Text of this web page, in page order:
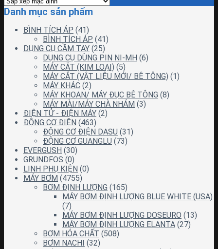
Danh mục sản phẩm
BÌNH TÍCH ÁP (41)
BÌNH TÍCH ÁP (41)
DỤNG CỤ CẦM TAY (25)
DỤNG CỤ DÙNG PIN NI-MH (6)
MÁY CẮT (KIM LOẠI) (5)
MÁY CẮT (VẬT LIỆU MỚI/ BÊ TÔNG) (1)
MÁY KHÁC (2)
MÁY KHOAN/ MÁY ĐỤC BÊ TÔNG (8)
MÁY MÀI/MÁY CHÀ NHÁM (3)
ĐIỆN TỬ - ĐIỆN MÁY (2)
ĐỘNG CƠ ĐIỆN (463)
ĐỘNG CƠ ĐIỆN DASU (31)
ĐỘNG CƠ GUANGLU (73)
EVERGUSH (30)
GRUNDFOS (0)
LINH PHỤ KIỆN (0)
MÁY BƠM (4755)
BƠM ĐỊNH LƯỢNG (165)
MÁY BƠM ĐỊNH LƯỢNG BLUE WHITE (USA)
(7)
MÁY BƠM ĐỊNH LƯỢNG DOSEURO (13)
MÁY BƠM ĐỊNH LƯỢNG ELANTA (27)
BƠM HÓA CHẤT (508)
BƠM NACHI (32)